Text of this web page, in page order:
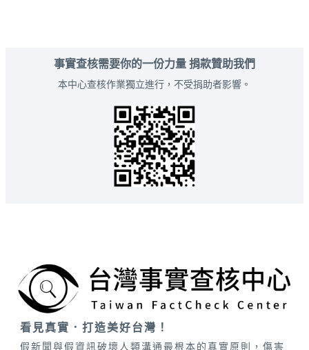
事實查核需要你的一份力量 捐款贊助我們
本中心查核作業獨立進行，不受捐助者影響。
看見真實．打造美好台灣！
假新聞與假資訊破壞人類溝通最根本的真實原則，傷害